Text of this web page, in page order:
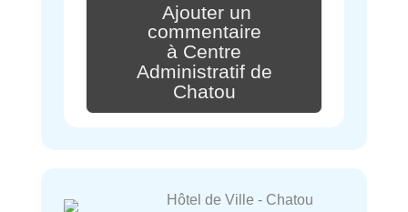
Ajouter un
commentaire
à Centre
Administratif de
Chatou
Hôtel de Ville - Chatou